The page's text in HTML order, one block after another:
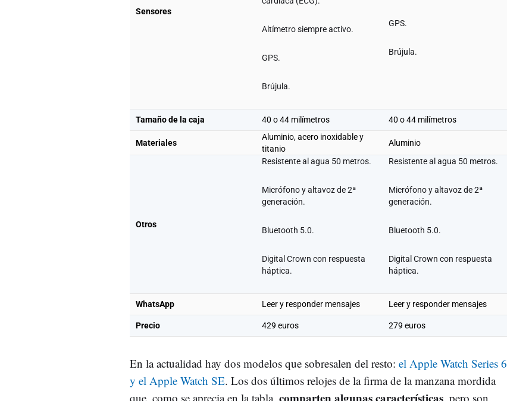
Sensores
Altímetro siempre activo.
GPS.
Brújula.
GPS.
Brújula.
Tamaño de la caja 40 o 44 milímetros 40 o 44 milímetros
Materiales
Aluminio, acero inoxidable y
titanio
Aluminio
Otros
Resistente al agua 50 metros.
Micrófono y altavoz de 2ª
generación.
Bluetooth 5.0.
Digital Crown con respuesta
háptica.
Resistente al agua 50 metros.
Micrófono y altavoz de 2ª
generación.
Bluetooth 5.0.
Digital Crown con respuesta
háptica.
WhatsApp Leer y responder mensajes Leer y responder mensajes
Precio 429 euros 279 euros
En la actualidad hay dos modelos que sobresalen del resto: el Apple Watch Series 6
y el Apple Watch SE. Los dos últimos relojes de la firma de la manzana mordida
que, como se aprecia en la tabla, comparten algunas características , pero son